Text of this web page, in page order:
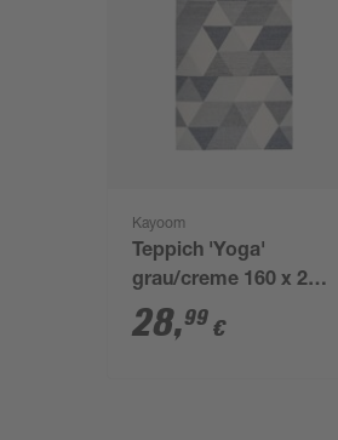
Kayoom
Teppich 'Yoga'
grau/creme 160 x 230
cm
28,99 €